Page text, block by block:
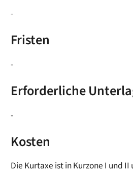
-
Fristen
-
Erforderliche
-
Kosten
Die Kurtaxe ist in Kurzone I und